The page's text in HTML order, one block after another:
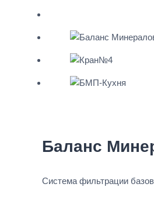
Баланс
Система фильтрации